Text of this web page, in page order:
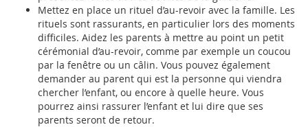
Mettez en place un rituel d’au-revoir avec la famille. Les
rituels sont rassurants, en particulier lors des moments
difficiles. Aidez les parents à mettre au point un petit
cérémonial d’au-revoir, comme par exemple un coucou
par la fenêtre ou un câlin. Vous pouvez également
demander au parent qui est la personne qui viendra
chercher l’enfant, ou encore à quelle heure. Vous
pourrez ainsi rassurer l’enfant et lui dire que ses
parents seront de retour.